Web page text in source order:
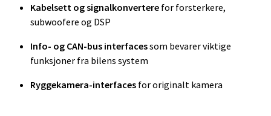
Kabelsett og signalkonvertere for forsterkere,
subwoofere og DSP
Info- og CAN-bus interfacessom bevarer viktige
funksjoner fra bilens system
Ryggekamera-interfaces for originalt kamera